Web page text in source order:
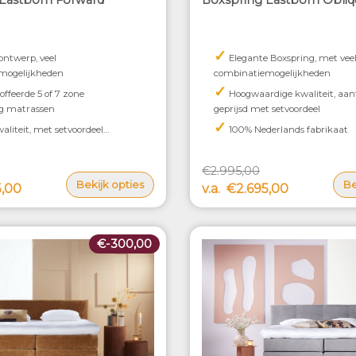
veel
5 of 7 zone
matrassen
met setvoordeel
Bekijk opties
✓ Elegante Boxspring, met veel
combinatiemogelijkheden
✓ Hoogwaardige kwaliteit,
geprijsd met setvoordeel
✓ 100% Nederlands fabrikaat
€2.995,00
v.a. €2.695,00
€-300,00